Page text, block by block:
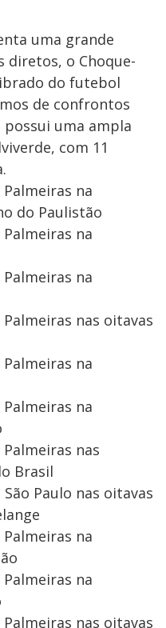
uma grande
diretos, o Choque-
do futebol
de confrontos
uma ampla
com 11
na
do Paulistão
na
na
nas oitavas
na
na
nas
Brasil
Paulo nas oitavas
na
na
nas oitavas